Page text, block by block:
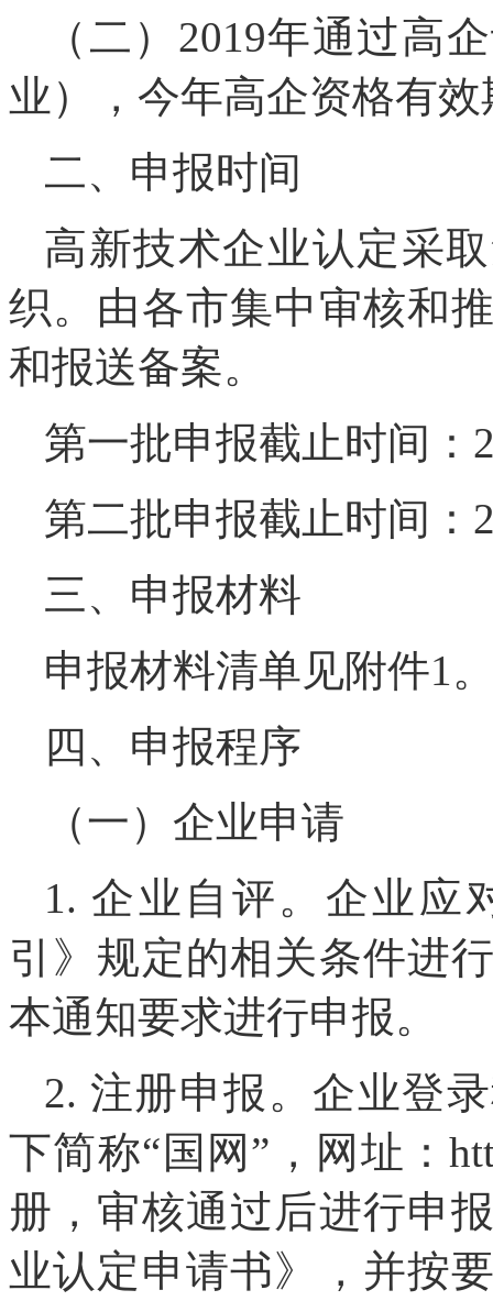
（二）2019年通过高
业），今年高企资格有
二、申报时间
高新技术企业认定采
织。由各市集中审核和
和报送备案。
第一批申报截止时间：
第二批申报截止时间：
三、申报材料
申报材料清单见附件1
四、申报程序
（一）企业申请
1. 企业自评。企业应
引》规定的相关条件进
本通知要求进行申报。
2. 注册申报。企业登
下简称“国网”，网址：
册，审核通过后进行申
业认定申请书》，并按